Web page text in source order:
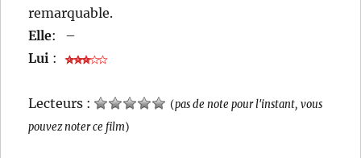
remarquable.
Elle:
–
Lui :
Lecteurs : (pas de note pour l'instant, vous
pouvez noter ce film)